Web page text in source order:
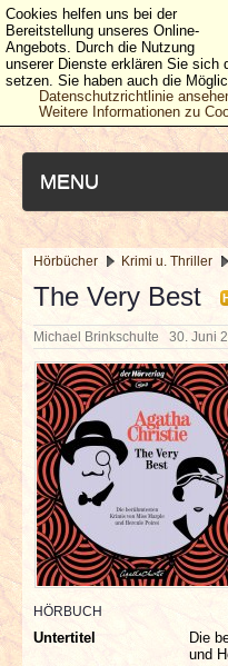
MENU
NEUESTE ARTIKEL
NEWS & DATES
BERICHTE
VERLOSUNGEN
INTERVIEWS
SPECIALS
REDAKTION
Hörbücher Krimi u. Thriller
The Very Best
Michael Brinkschulte 30. Juni
HÖRBUCH
Untertitel
Die
und
Cookies helfen uns bei der
Bereitstellung unseres Online-
Angebots. Durch die Nutzung
unserer Dienste erklären Sie sich
setzen. Sie haben auch die
Datenschutzrichtlinie
Weitere Informationen zu